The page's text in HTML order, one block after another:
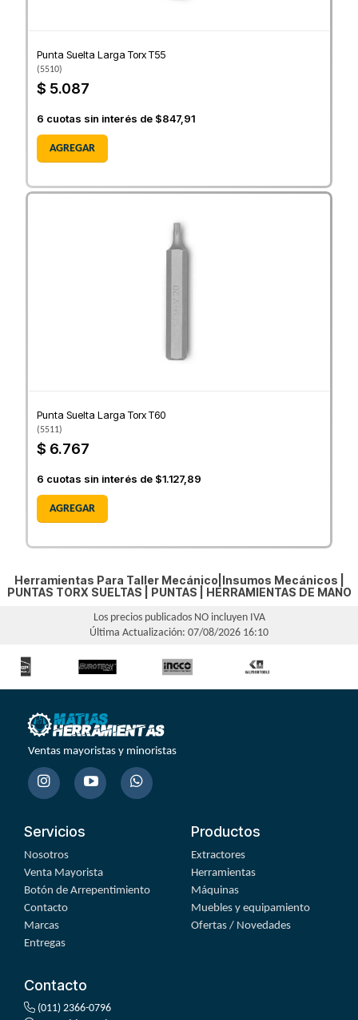
Punta Suelta Larga Torx T55
(5510)
$ 5.087
6 cuotas sin interés de $847,91
AGREGAR
Punta Suelta Larga Torx T60
(5511)
$ 6.767
6 cuotas sin interés de $1.127,89
AGREGAR
Herramientas Para Taller Mecánico|Insumos Mecánicos |
PUNTAS TORX SUELTAS
PUNTAS HERRAMIENTAS DE MANO
Los precios publicados NO incluyen IVA
Última Actualización: 07/08/2026 16:10
Ventas mayoristas y minoristas
Servicios
Nosotros
Venta Mayorista
Botón de Arrepentimiento
Contacto
Marcas
Entregas
Productos
Extractores
Herramientas
Máquinas
Muebles y equipamiento
Ofertas / Novedades
Contacto
(011) 2366-0796